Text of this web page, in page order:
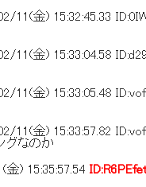
11(金) 15:32:45.33
11(金) 15:33:04.58
11(金) 15:33:05.48
11(金) 15:33:57.82
グなのか
) 15:35:57.54